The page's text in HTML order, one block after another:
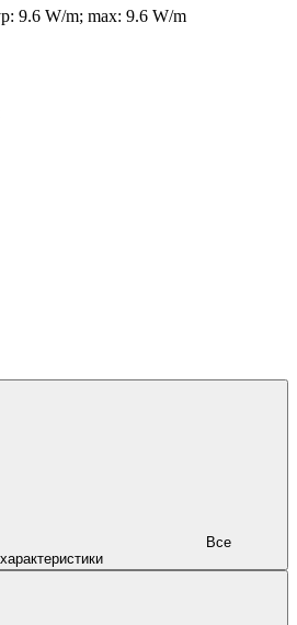
9.6 W/m; max: 9.6 W/m
характеристики